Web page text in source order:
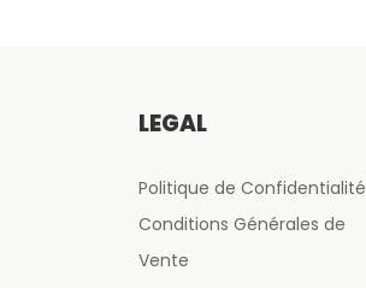
LÉGAL
Politique de Confidentialité
Conditions Générales de
Vente